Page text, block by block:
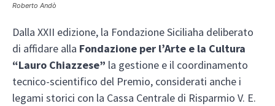
Roberto Andò
Dalla XXII edizione, la Fondazione Siciliaha deliberato
di affidare alla Fondazione per l’Arte e la Cultura
“Lauro Chiazzese” la gestione e il coordinamento
tecnico-scientifico del Premio, considerati anche i
legami storici con la Cassa Centrale di Risparmio V. E.